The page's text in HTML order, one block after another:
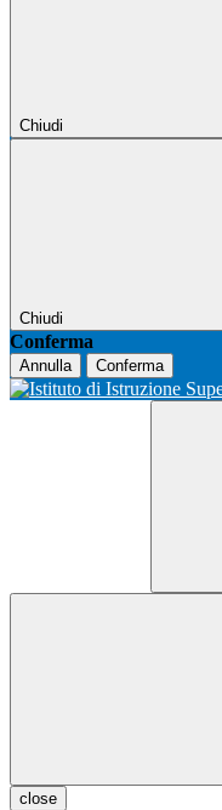
Chiudi
Chiudi
Conferma
Annulla Conferma
close